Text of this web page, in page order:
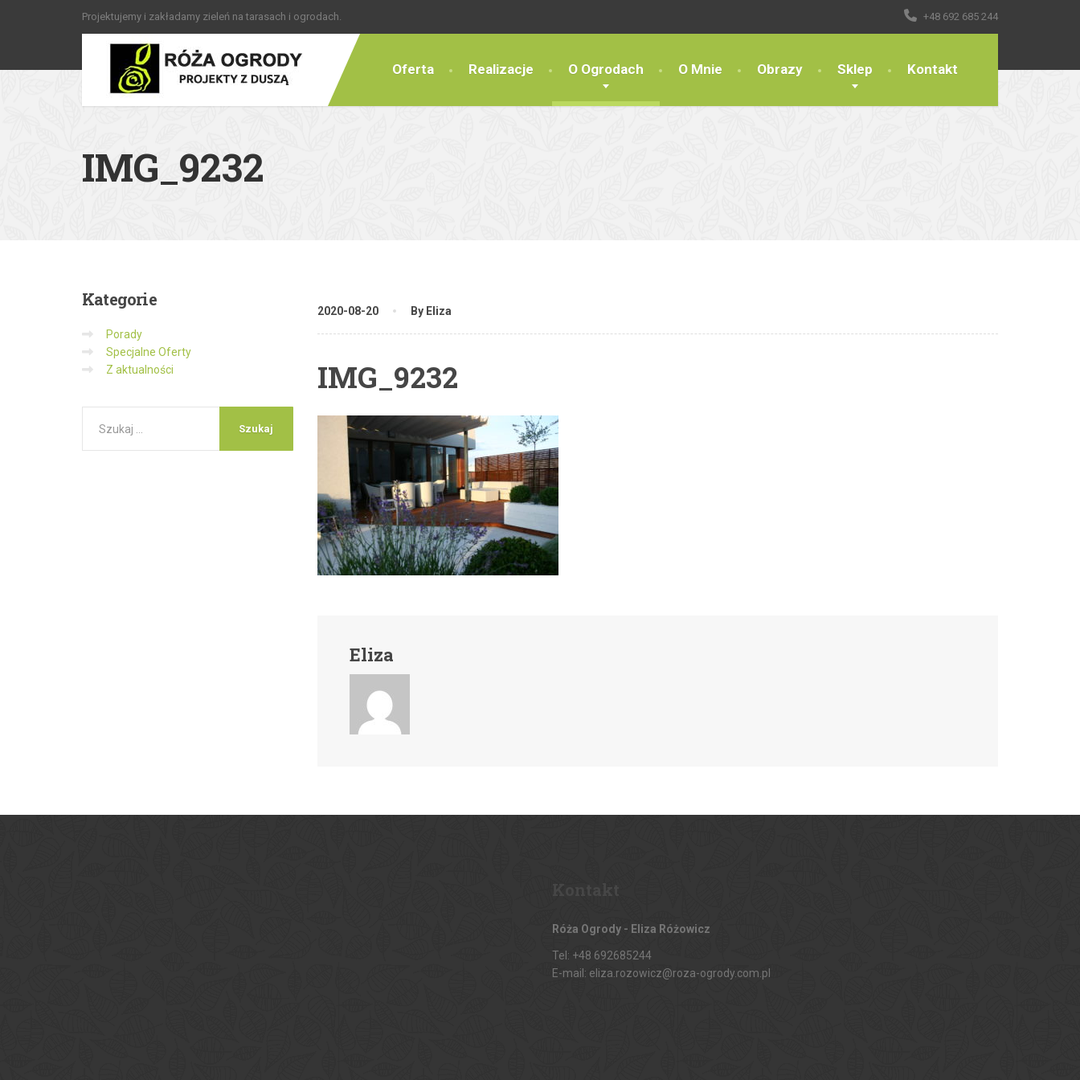
Projektujemy i zakładamy zieleń na tarasach i ogrodach. +48 692 685 244
Oferta Realizacje O Ogrodach O Mnie Obrazy Sklep Kontakt
IMG_9232
2020-08-20 By Eliza
IMG_9232
Eliza
Kategorie
Porady
Specjalne Oferty
Z aktualności
Róża Ogrody - Eliza Różowicz
Tel: +48 692685244
E-mail: eliza.rozowicz@roza-ogrody.com.pl